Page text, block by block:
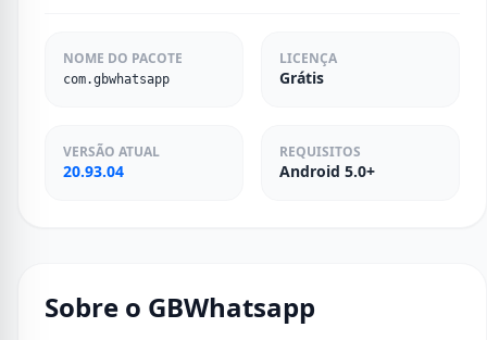
NOME DO PACOTE
com.gbwhatsapp
LICENÇA
Grátis
VERSÃO ATUAL
20.93.04
REQUISITOS
Android 5.0+
Sobre o GBWhatsapp